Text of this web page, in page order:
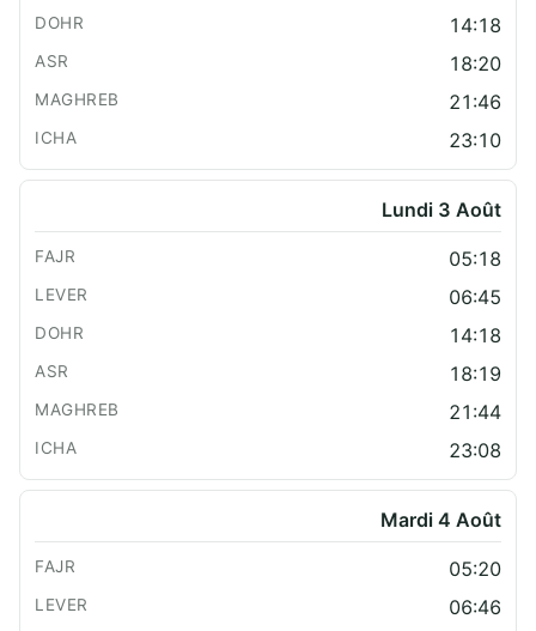
14:18
18:20
21:46
23:10
Lundi 3 Août
05:18
06:45
14:18
18:19
21:44
23:08
Mardi 4 Août
05:20
06:46